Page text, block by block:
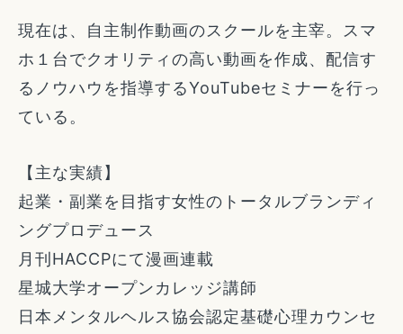
現在は、自主制作動画のスクールを主宰。スマ
ホ１台でクオリティの高い動画を作成、配信す
るノウハウを指導するYouTubeセミナーを行っ
ている。
【主な実績】
起業・副業を目指す女性のトータルブランディ
ングプロデュース
月刊HACCPにて漫画連載
星城大学オープンカレッジ講師
日本メンタルヘルス協会認定基礎心理カウンセ